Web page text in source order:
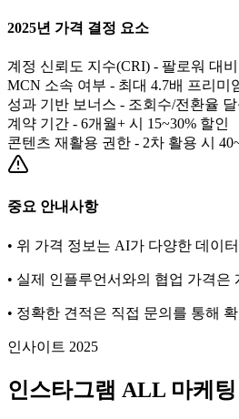
2025년 가격 결정 요소
계정 신뢰도 지수(CRI) - 팔로워 대
MCN 소속 여부 - 최대 4.7배 프리미
성과 기반 보너스 - 조회수/전환율 달
계약 기간 - 6개월+ 시 15~30% 할인
콘텐츠 재활용 권한 - 2차 활용 시
중요 안내사항
• 위 가격 정보는 AI가 다양한 데이
• 실제 인플루언서와의 협업 가격
• 정확한 견적은 직접 문의를 통해
인사이트 2025
인스타그램 ALL 마케